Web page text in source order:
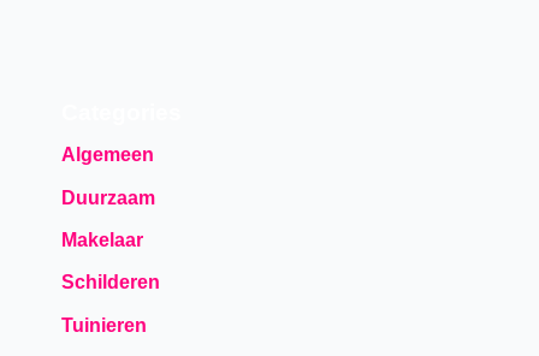
Algemeen
Duurzaam
Makelaar
Schilderen
Tuinieren